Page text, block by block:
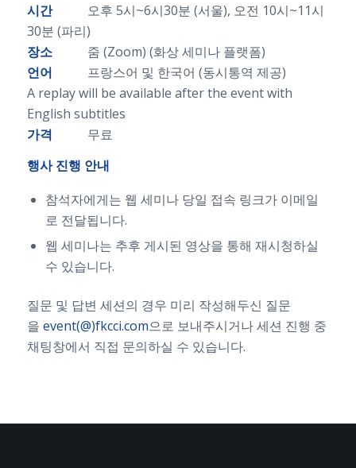
시간 오후 5시~6시30분 (서울), 오전 10시~11시
30분 (파리)
장소 줌 (Zoom) (화상 세미나 플랫폼)
언어 프랑스어 및 한국어 (동시통역 제공)
A replay will be available after the event with
English subtitles
가격 무료
행사 진행 안내
참석자에게는 웹 세미나 당일 접속 링크가 이메일
로 전달됩니다.
웹 세미나는 추후 게시된 영상을 통해 재시청하실
수 있습니다.
질문 및 답변 세션의 경우 미리 작성해두신 질문
을 event(@)fkcci.com으로 보내주시거나 세션 진행 중
채팅창에서 직접 문의하실 수 있습니다.